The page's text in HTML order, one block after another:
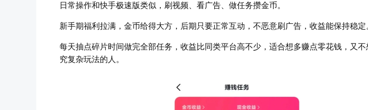
日常操作和快手极速版类似，刷视频、看广告、做任务攒金币。
新手期福利拉满，金币给得大方，后期只要正常互动，不恶意刷广告，收益能保持稳定
每天抽点碎片时间做完全部任务，收益比同类平台高不少，适合想多赚点零花钱，又
究复杂玩法的人。